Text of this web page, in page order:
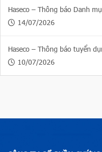
Haseco – Thông báo Danh
14/07/2026
Haseco – Thông báo tuyển
10/07/2026